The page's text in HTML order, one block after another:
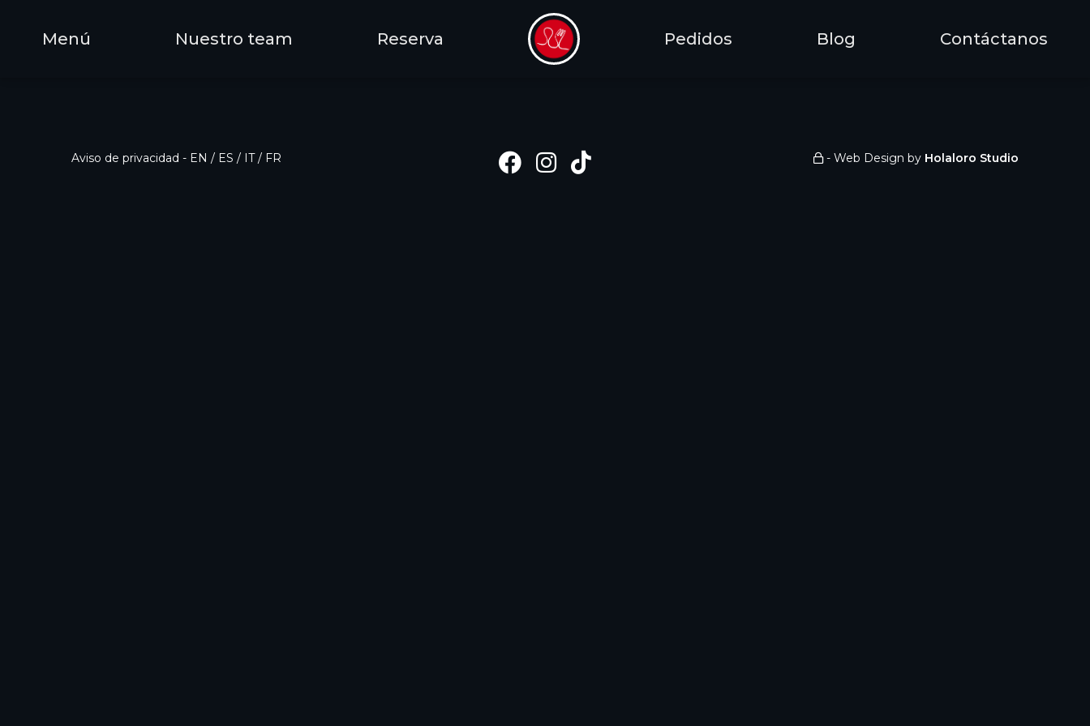
Menú Nuestro team Reserva Pedidos Blog Contáctanos
Aviso de privacidad - EN / ES / IT/ FR - Web Design by Holaloro Studio